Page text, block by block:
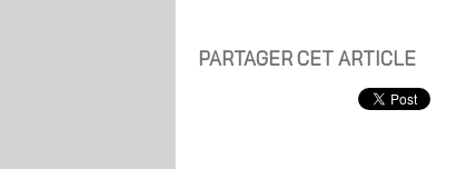
PARTAGER CET ARTICLE